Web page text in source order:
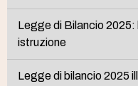
Legge di Bilancio 2025:
istruzione
Legge di bilancio 2025